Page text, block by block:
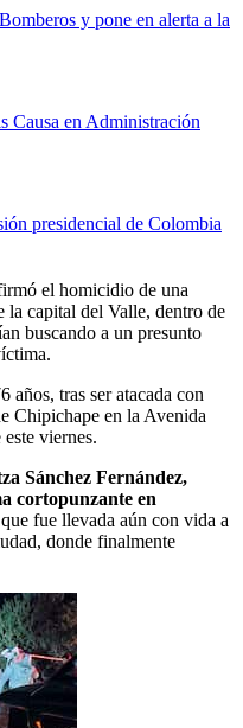
y pone en alerta a la
Causa en Administración
presidencial de Colombia
el homicidio de una
la capital del Valle, dentro de
buscando a un presunto
años, tras ser atacada con
Chipichape en la Avenida
viernes.
Sánchez Fernández,
cortopunzante en
fue llevada aún con vida a
donde finalmente